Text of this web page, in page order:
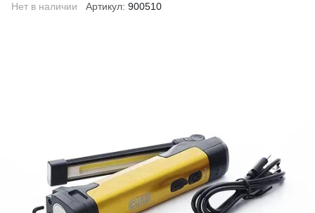
Нет в наличии Артикул: 900510